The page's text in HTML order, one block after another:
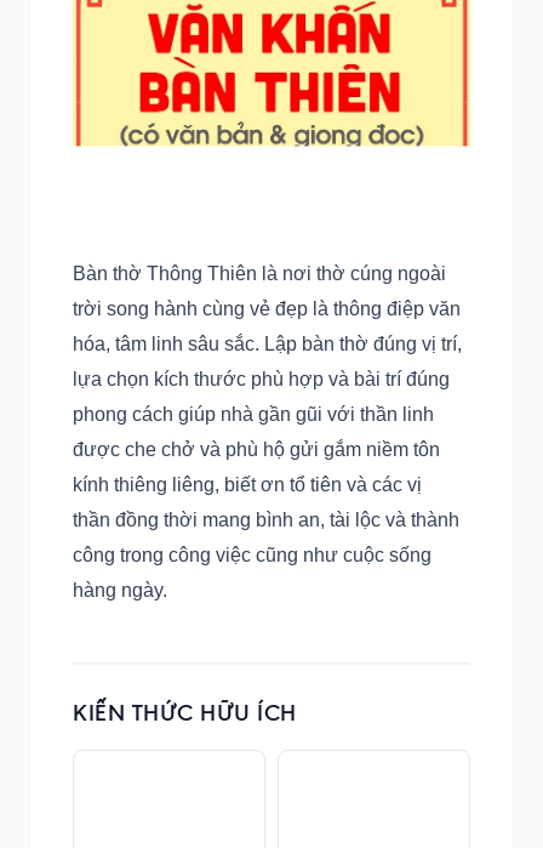
Bàn thờ Thông Thiên là nơi thờ cúng ngoài
trời song hành cùng vẻ đẹp là thông điệp văn
hóa, tâm linh sâu sắc. Lập bàn thờ đúng vị trí,
lựa chọn kích thước phù hợp và bài trí đúng
phong cách giúp nhà gần gũi với thần linh
được che chở và phù hộ gửi gắm niềm tôn
kính thiêng liêng, biết ơn tổ tiên và các vị
thần đồng thời mang bình an, tài lộc và thành
công trong công việc cũng như cuộc sống
hàng ngày.
KIẾN THỨC HỮU ÍCH